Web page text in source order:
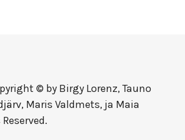
© by Birgy Lorenz, Tauno
Maris Valdmets, ja Maia